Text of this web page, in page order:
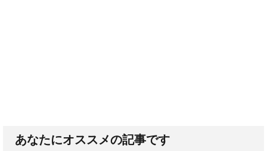
あなたにオススメの記事です